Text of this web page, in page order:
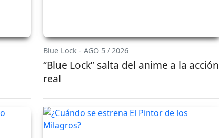
Blue Lock - AGO 5 / 2026
“Blue Lock” salta del anime a la acción
real